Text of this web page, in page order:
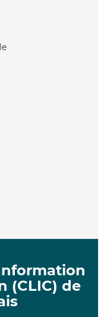
(CLIC) de